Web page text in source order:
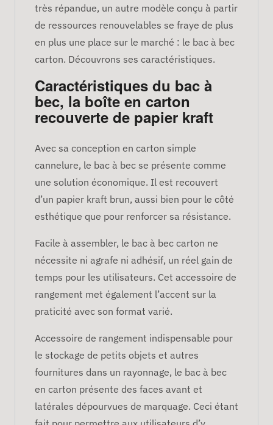
très répandue, un autre modèle conçu à partir
de ressources renouvelables se fraye de plus
en plus une place sur le marché : le bac à bec
carton. Découvrons ses caractéristiques.
Caractéristiques du bac à
bec, la boîte en carton
recouverte de papier kraft
Avec sa conception en carton simple
cannelure, le bac à bec se présente comme
une solution économique. Il est recouvert
d’un papier kraft brun, aussi bien pour le côté
esthétique que pour renforcer sa résistance.
Facile à assembler, le bac à bec carton ne
nécessite ni agrafe ni adhésif, un réel gain de
temps pour les utilisateurs. Cet accessoire de
rangement met également l’accent sur la
praticité avec son format varié.
Accessoire de rangement indispensable pour
le stockage de petits objets et autres
fournitures dans un rayonnage, le bac à bec
en carton présente des faces avant et
latérales dépourvues de marquage. Ceci étant